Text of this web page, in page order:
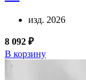
изд. 2026
8 092 ₽
В корзину